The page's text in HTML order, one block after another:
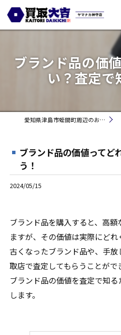
ブランド品の価
い？査定で
愛知県津島市蛭間町周辺のお買取りなら買取大吉 ヤマナカ神守店
ブランド品の価値ってど
う！
2024/05/15
ブランド品を購入すると、高
ますが、その価値は実際にど
古くなったブランド品や、手
取店で査定してもらうことがで
ブランド品の価値を査定で知
します。